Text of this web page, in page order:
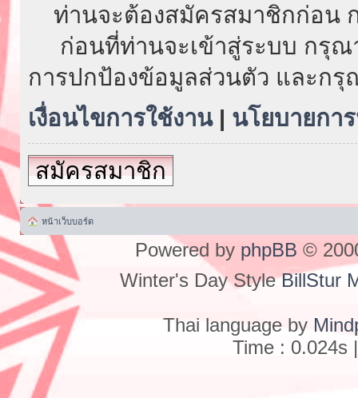
ท่านจะต้องสมัครสมาชิกก่อน
ก่อนที่ท่านจะเข้าสู่ระบบ กรุณ
การปกป้องข้อมูลส่วนตัว และก
เงื่อนไขการใช้งาน| นโยบายกา
สมัครสมาชิก
หน้าเว็บบอร์ด
Powered by phpBB ©
Winter's Day StyleBillStur
Thai language by
Time : 0.024s